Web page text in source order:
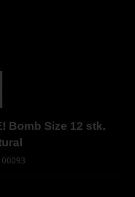
Bomb Size 12 stk.